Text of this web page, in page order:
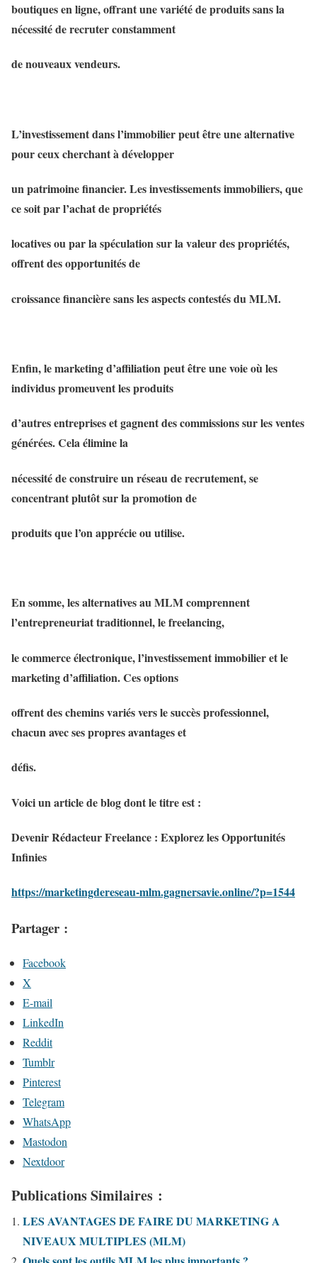
boutiques en ligne, offrant une variété de produits sans la
nécessité de recruter constamment
de nouveaux vendeurs.
L’investissement dans l’immobilier peut être une alternative
pour ceux cherchant à développer
un patrimoine financier. Les investissements immobiliers, que
ce soit par l’achat de propriétés
locatives ou par la spéculation sur la valeur des propriétés,
offrent des opportunités de
croissance financière sans les aspects contestés du MLM.
Enfin, le marketing d’affiliation peut être une voie où les
individus promeuvent les produits
d’autres entreprises et gagnent des commissions sur les ventes
générées. Cela élimine la
nécessité de construire un réseau de recrutement, se
concentrant plutôt sur la promotion de
produits que l’on apprécie ou utilise.
En somme, les alternatives au MLM comprennent
l’entrepreneuriat traditionnel, le freelancing,
le commerce électronique, l’investissement immobilier et le
marketing d’affiliation. Ces options
offrent des chemins variés vers le succès professionnel,
chacun avec ses propres avantages et
défis.
Voici un article de blog dont le titre est :
Devenir Rédacteur Freelance : Explorez les Opportunités
Infinies
https://marketingdereseau-mlm.gagnersavie.online/?p=1544
Partager :
Facebook
X
E-mail
LinkedIn
Reddit
Tumblr
Pinterest
Telegram
WhatsApp
Mastodon
Nextdoor
Publications Similaires :
LES AVANTAGES DE FAIRE DU MARKETING A
NIVEAUX MULTIPLES (MLM)